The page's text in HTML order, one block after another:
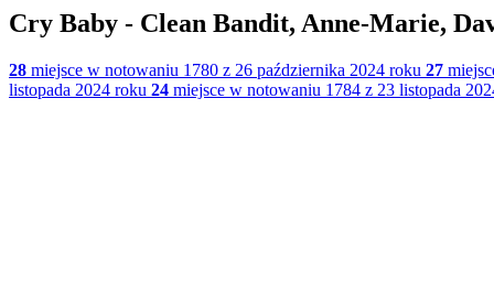
Cry Baby - Clean Bandit, Anne-Marie,
28 miejsce w notowaniu 1780 z 26 października 2024 roku 27
listopada 2024 roku 24 miejsce w notowaniu 1784 z 23 listopada